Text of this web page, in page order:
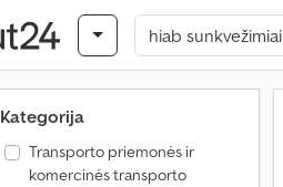
Kategorija
Transporto priemonės ir
komercinės transporto